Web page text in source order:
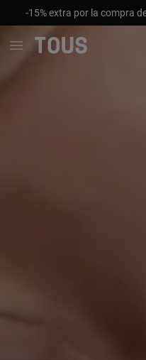
-15% extra por la compra